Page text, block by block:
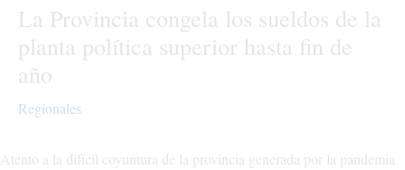
La Provincia congela los sueldos de la
planta política superior hasta fin de
año
Regionales
Atento a la difícil coyuntura de la provincia generada por la pandemia